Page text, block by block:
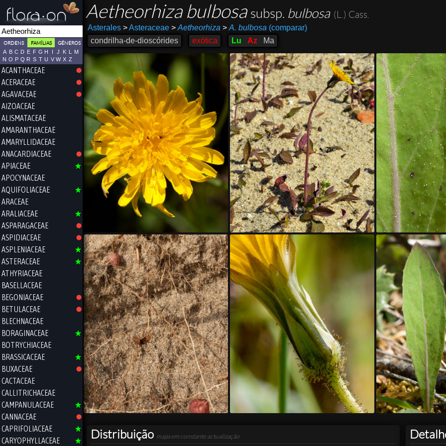
ORDENS FAMÍLIAS GÉNEROS
A B C D E F G H I J K L
M
N O P Q R S T U V W X Z
ACANTHACEAE
ACERACEAE
AGAVACEAE
AIZOACEAE
ALISMATACEAE
AMARANTHACEAE
AMARYLLIDACEAE
ANACARDIACEAE
APIACEAE
APOCYNACEAE
AQUIFOLIACEAE
ARACEAE
ARALIACEAE
ASPARAGACEAE
ASPIDIACEAE
ASPLENIACEAE
ASTERACEAE
ATHYRIACEAE
BASELLACEAE
BEGONIACEAE
BETULACEAE
BLECHNACEAE
BORAGINACEAE
BOTRYCHIACEAE
BRASSICACEAE
BUXACEAE
CACTACEAE
CALLITRICHACEAE
CAMPANULACEAE
CANNACEAE
CAPRIFOLIACEAE
CARYOPHYLLACEAE
Aetheorhiza bulbosa subsp. bulbosa (L.) Cass.
Asterales >Asteraceae > Aetheorhiza > A. bulbosa (comparar)
condrilha-de-dioscórides
exótica Lu Az Ma
Distribuição mapa em constante actualização